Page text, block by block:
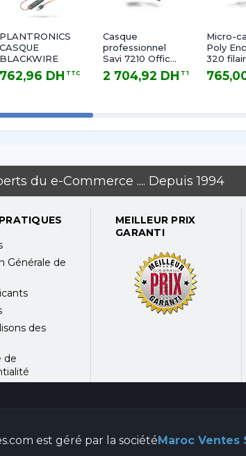
PLANTRONICS
CASQUE
BLACKWIRE
762,96 DH TTC
Casque
professionnel
Savi 7210 Office
Mono DECT
Mono avec base
2 704,92 DH TTC
Micro-
Poly
320
A
218266-
du e-Commerce .... Depuis 1994
Générale de
des
de
MEILLEUR PRIX
GARANTI
est géré par la sociétéMaroc Ventes